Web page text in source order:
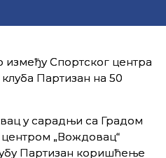
између Спортског центра
Партизан на 50
у сарадњи са Градом
„Вождовац“
Партизан коришћење